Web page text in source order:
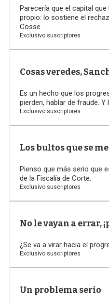
Parecería que el capital
propio: lo sostiene el
Cosse.
Exclusivo suscriptores
Cosas veredes,
Es un hecho que los
pierden, hablar de fraude. Y
Exclusivo suscriptores
Los bultos que se
Pienso que más serio que
de la Fiscalía de Corte.
Exclusivo suscriptores
No le vayan a errar,
¿Se va a virar hacia el
Exclusivo suscriptores
Un problema serio